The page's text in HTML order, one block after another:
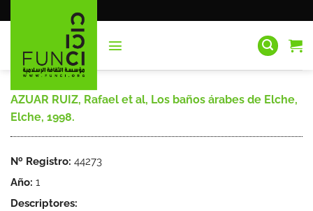
al
AZUAR RUIZ, Rafael et al, Los baños árabes de Elche,
Elche, 1998.
Nº Registro: 44273
Año: 1
Descriptores: